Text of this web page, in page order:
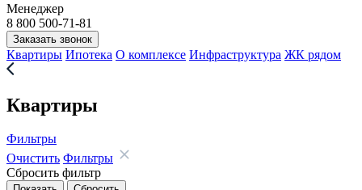
Менеджер
8 800 500-71-81
Заказать звонок
Квартиры Ипотека О комплексе Инфраструктура ЖК рядом
Квартиры
Фильтры
Очистить Фильтры
Сбросить фильтр